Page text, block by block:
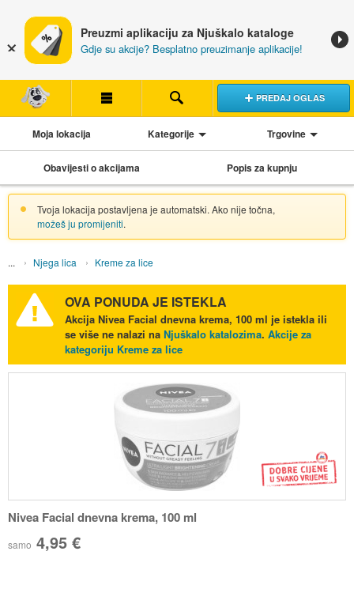
Preuzmi aplikaciju za Njuškalo kataloge
Gdje su akcije? Besplatno preuzimanje aplikacije!
PREDAJ OGLAS
Moja lokacija Kategorije Trgovine
Obavijesti o akcijama Popis za kupnju
Tvoja lokacija postavljena je automatski. Ako nije točna,
možeš ju promijeniti.
Njega lica Kreme za lice
OVA PONUDA JE ISTEKLA
Akcija Nivea Facial dnevna krema, 100 ml je istekla ili
se više ne nalazi na Njuškalo katalozima. Akcije za
kategoriju Kreme za lice
Nivea Facial dnevna krema, 100 ml
samo 4,95 €